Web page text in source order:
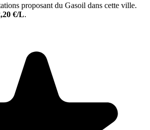
proposant du Gasoil dans cette ville.
€/L.